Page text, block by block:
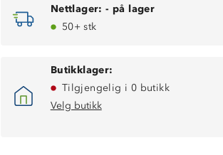
Nettlager: - på lager
50+ stk
Butikklager:
Tilgjengelig i 0 butikk
Velg butikk